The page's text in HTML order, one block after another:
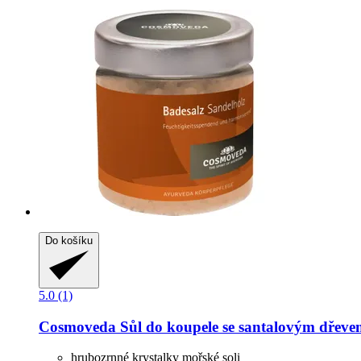
Do košíku
5.0 (1)
Cosmoveda Sůl do koupele se santalovým
hrubozrnné krystalky mořské soli